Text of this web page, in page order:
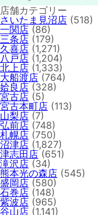
店舗カテゴリー
さいたま見沼店 (518)
一関店 (86)
三条店 (179)
久喜店 (1,271)
八戸店 (1,204)
北上店 (1,333)
大船渡店 (764)
姶良店 (328)
宮古店 (5)
宮古本町店 (113)
山梨店 (7)
弘前店 (748)
札幌店 (750)
沼津店 (1,827)
津志田店 (651)
滝沢店 (34)
熊本光の森店 (545)
盛岡店 (580)
石巻店 (148)
紫波店 (965)
谷山店 (1,141)